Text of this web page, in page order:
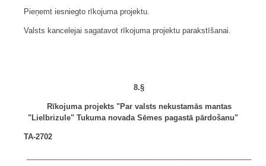
Pieņemt iesniegto rīkojuma projektu.
Valsts kancelejai sagatavot rīkojuma projektu parakstīšanai.
8.§
Rīkojuma projekts "Par valsts nekustamās mantas
"Lielbrizule" Tukuma novada Sēmes pagastā pārdošanu"
TA-2702